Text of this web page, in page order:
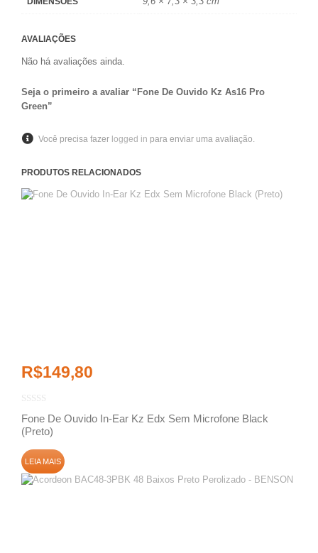
AVALIAÇÕES
Não há avaliações ainda.
Seja o primeiro a avaliar “Fone De Ouvido Kz As16 Pro
Green”
Você precisa fazer logged in para enviar uma avaliação.
PRODUTOS RELACIONADOS
R$149,80
Fone De Ouvido In-Ear Kz Edx Sem Microfone Black
(Preto)
LEIA MAIS